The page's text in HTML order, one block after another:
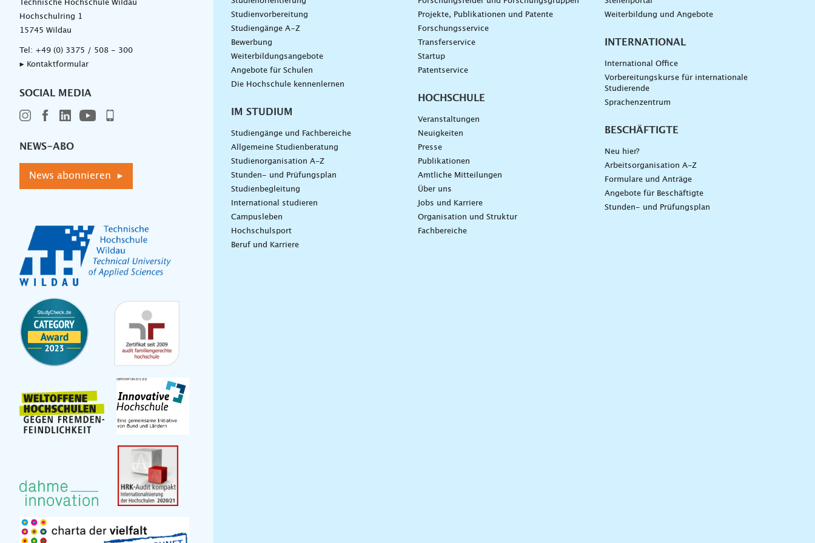
Technische Hochschule Wildau
Hochschulring 1
15745 Wildau
Tel: +49 (0) 3375 / 508 - 300
▸ Kontaktformular
SOCIAL MEDIA
NEWS-ABO
News abonnieren ▸
Studienvorbereitung
Studiengänge A–Z
Bewerbung
Weiterbildungsangebote
Angebote für Schulen
Die Hochschule kennenlernen
IM STUDIUM
Studiengänge und Fachbereiche
Allgemeine Studienberatung
Studienorganisation A-Z
Stunden- und Prüfungsplan
Studienbegleitung
International studieren
Campusleben
Hochschulsport
Beruf und Karriere
Projekte, Publikationen und Patente
Forschungsservice
Transferservice
Startup
Patentservice
HOCHSCHULE
Veranstaltungen
Neuigkeiten
Presse
Publikationen
Amtliche Mitteilungen
Über uns
Jobs und Karriere
Organisation und Struktur
Fachbereiche
Weiterbildung und Angebote
INTERNATIONAL
International Office
Vorbereitungskurse für internationale
Studierende
Sprachenzentrum
BESCHÄFTIGTE
Neu hier?
Arbeitsorganisation A-Z
Formulare und Anträge
Angebote für Beschäftigte
Stunden- und Prüfungsplan